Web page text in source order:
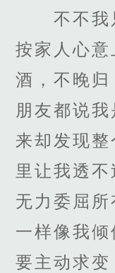
不不我只
按家人心
酒，不晚
朋友都说
来却发现
里让我透
无力委屈
一样像我倾
要主动求变